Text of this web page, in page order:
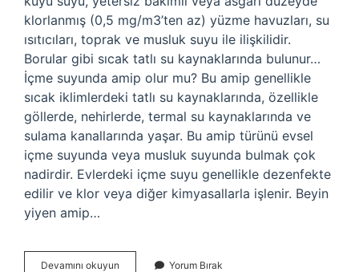
klorlanmış (0,5 mg/m3’ten az) yüzme havuzları, su
ısıtıcıları, toprak ve musluk suyu ile ilişkilidir.
Borular gibi sıcak tatlı su kaynaklarında bulunur…
İçme suyunda amip olur mu? Bu amip genellikle
sıcak iklimlerdeki tatlı su kaynaklarında, özellikle
göllerde, nehirlerde, termal su kaynaklarında ve
sulama kanallarında yaşar. Bu amip türünü evsel
içme suyunda veya musluk suyunda bulmak çok
nadirdir. Evlerdeki içme suyu genellikle dezenfekte
edilir ve klor veya diğer kimyasallarla işlenir. Beyin
yiyen amip…
Devamını okuyun Yorum Bırak